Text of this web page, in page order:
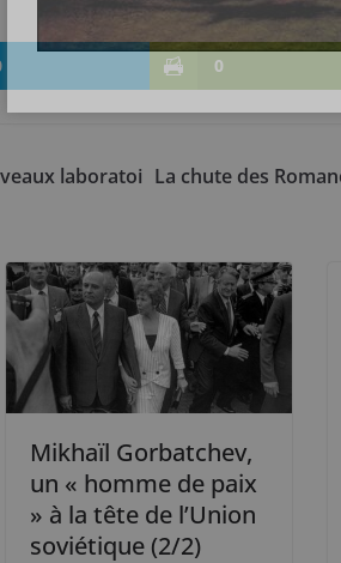
0
laboratoi La chute des
Mikhaïl Gorbatchev,
un « homme de paix
» à la tête de l’Union
soviétique (2/2)